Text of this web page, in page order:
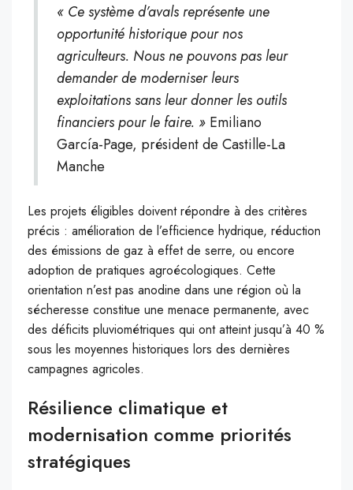
« Ce système d’avals représente une
opportunité historique pour nos
agriculteurs. Nous ne pouvons pas leur
demander de moderniser leurs
exploitations sans leur donner les outils
financiers pour le faire. » Emiliano
García-Page, président de Castille-La
Manche
Les projets éligibles doivent répondre à des critères
précis : amélioration de l’efficience hydrique, réduction
des émissions de gaz à effet de serre, ou encore
adoption de pratiques agroécologiques. Cette
orientation n’est pas anodine dans une région où la
sécheresse constitue une menace permanente, avec
des déficits pluviométriques qui ont atteint jusqu’à 40 %
sous les moyennes historiques lors des dernières
campagnes agricoles.
Résilience climatique et
modernisation comme priorités
stratégiques